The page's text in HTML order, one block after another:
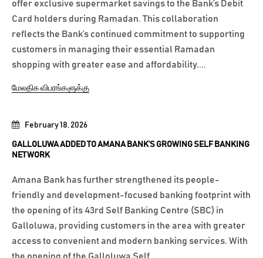
February 18, 2026
GALLOLUWA ADDED TO AMANA BANK’S GROWING SELF BANKING
NETWORK
Amana Bank has further strengthened its people-
friendly and development-focused banking footprint with
the opening of its 43rd Self Banking Centre (SBC) in
Galloluwa, providing customers in the area with greater
access to convenient and modern banking services. With
offer exclusive supermarket savings to the Bank’s Debit
Card holders during Ramadan. This collaboration
reflects the Bank’s continued commitment to supporting
customers in managing their essential Ramadan
shopping with greater ease and affordability....
மேலதிக விபரங்களுக்கு